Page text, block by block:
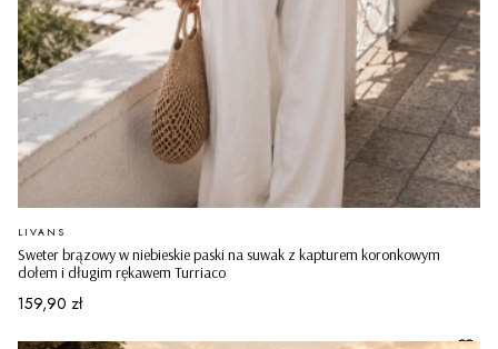
Sweter brązowy w niebieskie paski na suwak z kapturem koronkowym
dołem i długim rękawem Turriaco
PRODUCENT
LIVANS
Cena
159,90 zł